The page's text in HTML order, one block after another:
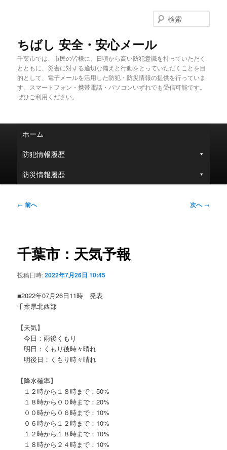
ちばし 安全・安心メール
千葉市では、市民の皆様に、日頃から高い防犯意識を持っていただく
とともに、災害に対する適切な備えと行動をとっていただくことを目
的として、電子メールを活用した防犯・防災情報の提供を行っていま
す。スマートフォン・携帯電話・パソコンいずれでも受信可能です。
ぜひご利用ください。
索
ュ
ホーム
防犯情報履歴
防災情報履歴
投
ゲ
ー
ョ
← 前へ 次へ→
千葉市：天気予報
投稿日時:2022年7月26日 10:45
■2022年07月26日11時 発表
千葉県北西部
【天気】
今日：雨後くもり
明日：くもり後時々晴れ
明後日：くもり時々晴れ
【降水確率】
１２時から１８時まで：50%
１８時から００時まで：20%
００時から０６時まで：10%
０６時から１２時まで：10%
１２時から１８時まで：10%
１８時から２４時まで：10%